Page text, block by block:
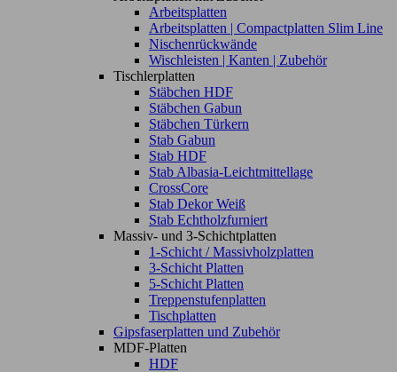
Arbeitsplatten
Arbeitsplatten | Compactplatten Slim Line
Nischenrückwände
Wischleisten | Kanten | Zubehör
Tischlerplatten
Stäbchen HDF
Stäbchen Gabun
Stäbchen Türkern
Stab Gabun
Stab HDF
Stab Albasia-Leichtmittellage
CrossCore
Stab Dekor Weiß
Stab Echtholzfurniert
Massiv- und 3-Schichtplatten
1-Schicht / Massivholzplatten
3-Schicht Platten
5-Schicht Platten
Treppenstufenplatten
Tischplatten
Gipsfaserplatten und Zubehör
MDF-Platten
HDF